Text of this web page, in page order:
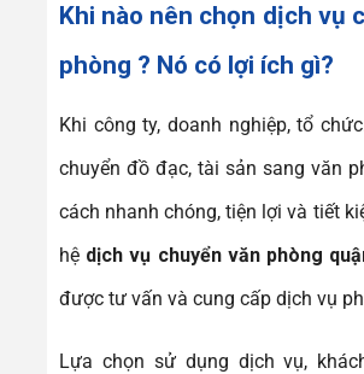
Khi nào nên chọn dịch vụ
phòng ? Nó có lợi ích gì?
Khi công ty, doanh nghiệp, tổ
chuyển đồ đạc, tài sản sang văn
cách nhanh chóng, tiện lợi và tiết
hệ dịch vụ chuyển văn phòng
được tư vấn và cung cấp dịch vụ
Lựa chọn sử dụng dịch vụ,